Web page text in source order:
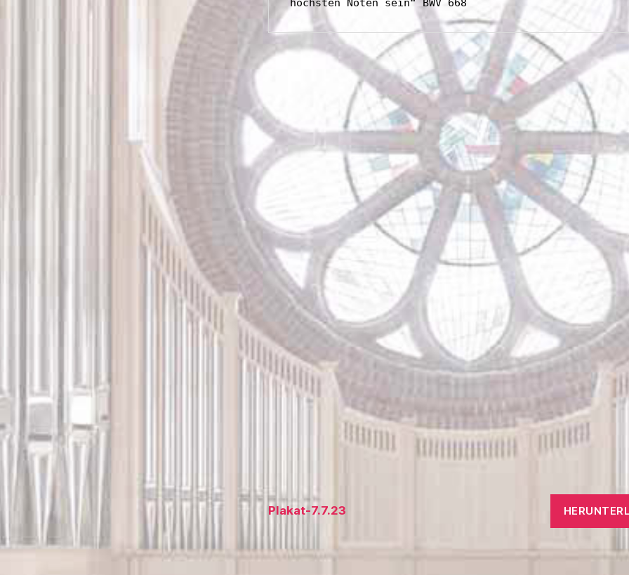
höchsten Nöten sein“ BWV 668
Plakat-7.7.23